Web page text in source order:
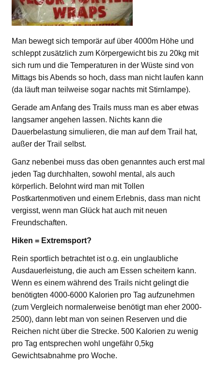
Man bewegt sich temporär auf über 4000m Höhe und
schleppt zusätzlich zum Körpergewicht bis zu 20kg mit
sich rum und die Temperaturen in der Wüste sind von
Mittags bis Abends so hoch, dass man nicht laufen kann
(da läuft man teilweise sogar nachts mit Stirnlampe).
Gerade am Anfang des Trails muss man es aber etwas
langsamer angehen lassen. Nichts kann die
Dauerbelastung simulieren, die man auf dem Trail hat,
außer der Trail selbst.
Ganz nebenbei muss das oben genanntes auch erst mal
jeden Tag durchhalten, sowohl mental, als auch
körperlich. Belohnt wird man mit Tollen
Postkartenmotiven und einem Erlebnis, dass man nicht
vergisst, wenn man Glück hat auch mit neuen
Freundschaften.
Hiken = Extremsport?
Rein sportlich betrachtet ist o.g. ein unglaubliche
Ausdauerleistung, die auch am Essen scheitern kann.
Wenn es einem während des Trails nicht gelingt die
benötigten 4000-6000 Kalorien pro Tag aufzunehmen
(zum Vergleich normalerweise benötigt man eher 2000-
2500), dann lebt man von seinen Reserven und die
Reichen nicht über die Strecke. 500 Kalorien zu wenig
pro Tag entsprechen wohl ungefähr 0,5kg
Gewichtsabnahme pro Woche.